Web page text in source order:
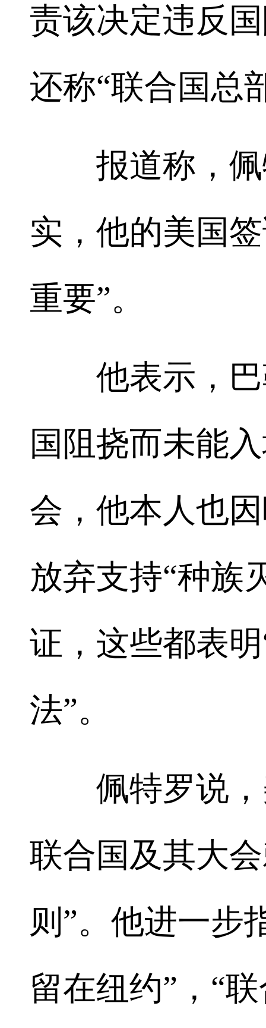
责该决定违反
还称“联合国总
报道称，佩
实，他的美国
重要”。
他表示，巴
国阻挠而未能
会，他本人也
放弃支持“种族
证，这些都表
法”。
佩特罗说，
联合国及其大
则”。他进一步
留在纽约”，“